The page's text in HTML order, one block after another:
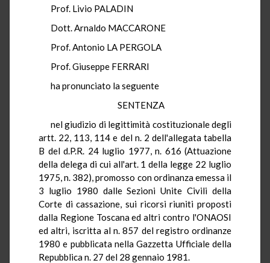
Prof. Livio PALADIN
Dott. Arnaldo MACCARONE
Prof. Antonio LA PERGOLA
Prof. Giuseppe FERRARI
ha pronunciato la seguente
SENTENZA
nel giudizio di legittimità costituzionale degli
artt. 22, 113, 114 e del n. 2 dell'allegata tabella
B del d.P.R. 24 luglio 1977, n. 616 (Attuazione
della delega di cui all'art. 1 della legge 22 luglio
1975, n. 382), promosso con ordinanza emessa il
3 luglio 1980 dalle Sezioni Unite Civili della
Corte di cassazione, sui ricorsi riuniti proposti
dalla Regione Toscana ed altri contro l'ONAOSI
ed altri, iscritta al n. 857 del registro ordinanze
1980 e pubblicata nella Gazzetta Ufficiale della
Repubblica n. 27 del 28 gennaio 1981.